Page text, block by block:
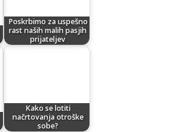
Poskrbimo za uspešno
rast naših malih pasjih
prijateljev
Kako se lotiti
načrtovanja otroške
sobe?